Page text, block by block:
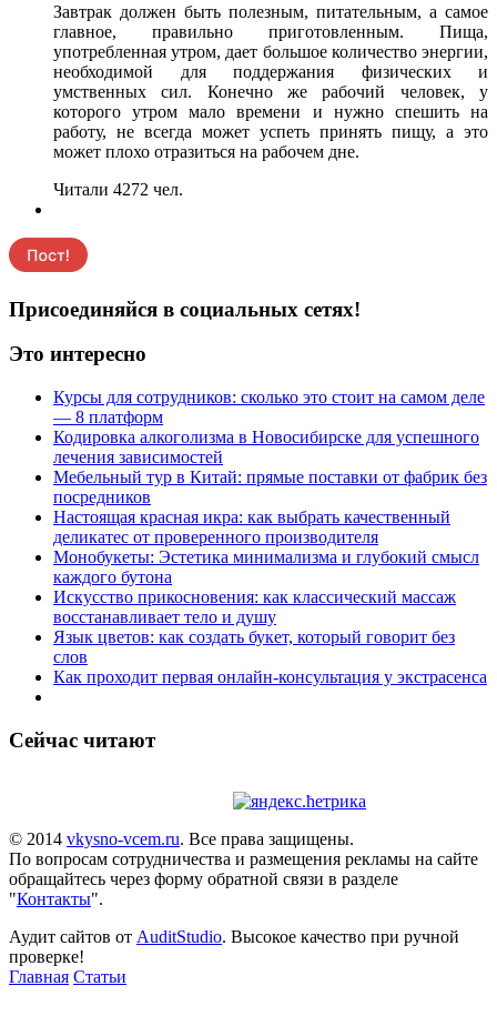
Завтрак должен быть полезным, питательным, а самое
главное, правильно приготовленным. Пища,
употребленная утром, дает большое количество энергии,
необходимой для поддержания физических и
умственных сил. Конечно же рабочий человек, у
которого утром мало времени и нужно спешить на
работу, не всегда может успеть принять пищу, а это
может плохо отразиться на рабочем дне.
Читали 4272 чел.
Присоединяйся в социальных сетях!
Это интересно
Курсы для сотрудников: сколько это стоит на самом деле
— 8 платформ
Кодировка алкоголизма в Новосибирске для успешного
лечения зависимостей
Мебельный тур в Китай: прямые поставки от фабрик без
посредников
Настоящая красная икра: как выбрать качественный
деликатес от проверенного производителя
Монобукеты: Эстетика минимализма и глубокий смысл
каждого бутона
Искусство прикосновения: как классический массаж
восстанавливает тело и душу
Язык цветов: как создать букет, который говорит без
слов
Как проходит первая онлайн-консультация у экстрасенса
Сейчас читают
© 2014 vkysno-vcem.ru. Все права защищены.
По вопросам сотрудничества и размещения рекламы на сайте
обращайтесь через форму обратной связи в разделе
"Контакты".
Аудит сайтов от AuditStudio. Высокое качество при ручной
проверке!
Главная Статьи